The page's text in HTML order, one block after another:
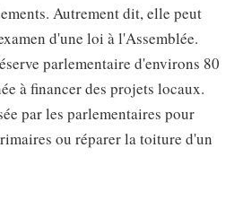
Autrement dit, elle peut
d'une loi à l'Assemblée.
parlementaire d'environs 80
à financer des projets locaux.
par les parlementaires pour
ou réparer la toiture d'un